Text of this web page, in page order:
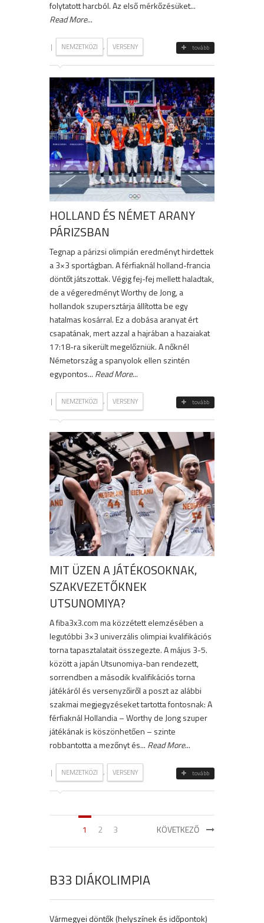
folytatott harcból. Az első mérkőzésüket...
Read More...
| NEMZETKÖZI , VERSENY tovább
HOLLAND ÉS NÉMET ARANY
PÁRIZSBAN
Tegnap a párizsi olimpián eredményt hirdettek
a 3×3 sportágban. A férfiaknál holland-francia
döntőt játszottak. Végig fej-fej mellett haladtak,
de a végeredményt Worthy de Jong, a
hollandok szupersztárja állította be egy
hatalmas kosárral. Ez a dobása aranyat ért
csapatának, mert azzal a hajrában a hazaiakat
17:18-ra sikerült megelőzniük. A nőknél
Németország a spanyolok ellen szintén
egypontos... Read More...
| NEMZETKÖZI , VERSENY tovább
MIT ÜZEN A JÁTÉKOSOKNAK,
SZAKVEZETŐKNEK
UTSUNOMIYA?
A fiba3x3.com ma közzétett elemzésében a
legutóbbi 3×3 univerzális olimpiai kvalifikációs
torna tapasztalatait összegezte. A május 3-5.
között a japán Utsunomiya-ban rendezett,
sorrendben a második kvalifikációs torna
játékáról és versenyzőiről a poszt az alábbi
szakmai megjegyzéseket tartotta fontosnak: A
férfiaknál Hollandia – Worthy de Jong szuper
játékának is köszönhetően – szinte
robbantotta a mezőnyt és... Read More...
| NEMZETKÖZI , VERSENY tovább
1 2 3 KÖVETKEZŐ
B33 DIÁKOLIMPIA
Vármegyei döntők (helyszínek és időpontok)